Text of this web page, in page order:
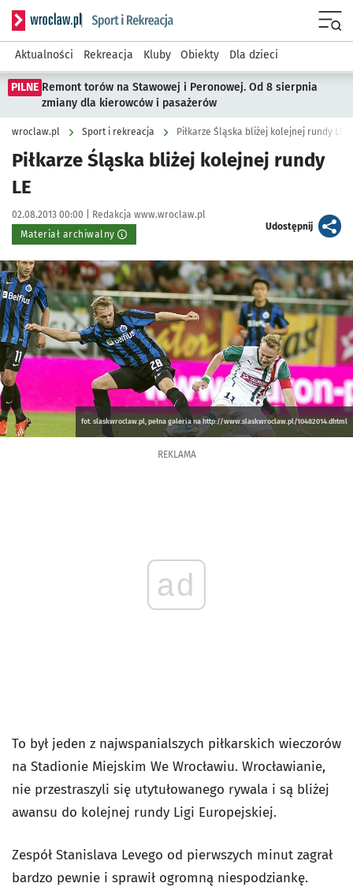
Serwis informacyjny wroclaw.pl podserwis: Sport i rekreacja
Aktualności Rekreacja Kluby Obiekty Dla dzieci
PILNE Remont torów na Stawowej i Peronowej. Od 8 sierpnia
zmiany dla kierowców i pasażerów
wroclaw.pl Sport i rekreacja Piłkarze Śląska bliżej kolejnej rundy LE
Piłkarze Śląska bliżej kolejnej rundy
LE
Data publikacji:
02.08.2013 00:00 | Autor:
Redakcja www.wroclaw.pl
Materiał archiwalny
Udostępnijartykuł
Kliknij, aby powiększyć
fot. slaskwroclaw.pl, pełna galeria na http://www.slaskwroclaw.pl/10482014.dhtml
REKLAMA
ad
To był jeden z najwspanialszych piłkarskich wieczorów
na Stadionie Miejskim We Wrocławiu. Wrocławianie,
nie przestraszyli się utytułowanego rywala i są bliżej
awansu do kolejnej rundy Ligi Europejskiej.
Zespół Stanislava Levego od pierwszych minut zagrał
bardzo pewnie i sprawił ogromną niespodziankę.